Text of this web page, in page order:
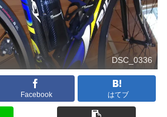
DSC_0336
Facebook はてブ